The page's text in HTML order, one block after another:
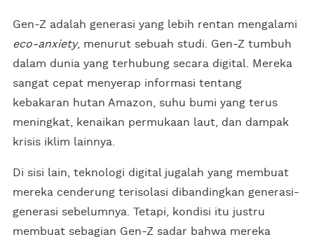
Gen-Z adalah generasi yang lebih rentan mengalami
eco-anxiety, menurut sebuah studi. Gen-Z tumbuh
dalam dunia yang terhubung secara digital. Mereka
sangat cepat menyerap informasi tentang
kebakaran hutan Amazon, suhu bumi yang terus
meningkat, kenaikan permukaan laut, dan dampak
krisis iklim lainnya.
Di sisi lain, teknologi digital jugalah yang membuat
mereka cenderung terisolasi dibandingkan generasi-
generasi sebelumnya. Tetapi, kondisi itu justru
membuat sebagian Gen-Z sadar bahwa mereka